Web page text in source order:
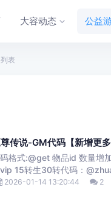
大容动态 公益
列表
传说-GM代码【新增更多
格式:@get 物品id 数量增
15转生30转代码：
2026-01-14 13:20:44 2